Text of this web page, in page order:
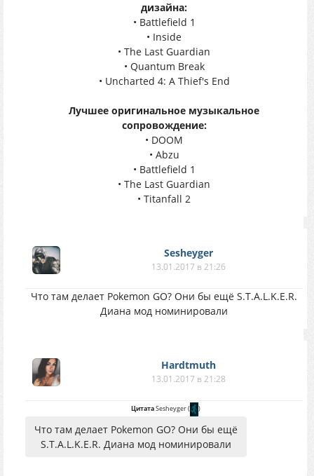
дизайна:
• Battlefield 1
• Inside
• The Last Guardian
• Quantum Break
• Uncharted 4: A Thief's End
Лучшее оригинальное музыкальное
сопровождение:
• DOOM
• Abzu
• Battlefield 1
• The Last Guardian
• Titanfall 2
Sesheyger
13.01.2017 в 21:26
Что там делает Pokemon GO? Они бы ещё S.T.A.L.K.E.R.
Диана мод номинировали
Hardtmuth
13.01.2017 в 21:28
ЦитатаSesheyger( )
Что там делает Pokemon GO? Они бы ещё
S.T.A.L.K.E.R. Диана мод номинировали